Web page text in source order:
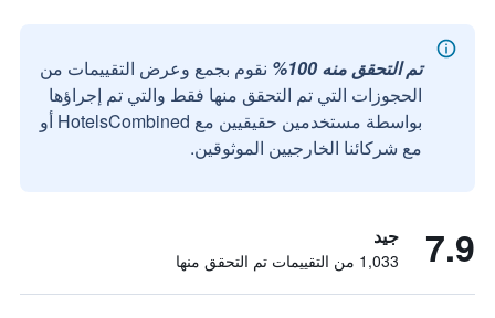
تم التحقق منه 100%
نقوم بجمع وعرض التقييمات من
الحجوزات التي تم التحقق منها فقط والتي تم إجراؤها
بواسطة مستخدمين حقيقيين مع HotelsCombined أو
مع شركائنا الخارجيين الموثوقين.
7.9 جيد
1,033 من التقييمات تم التحقق منها